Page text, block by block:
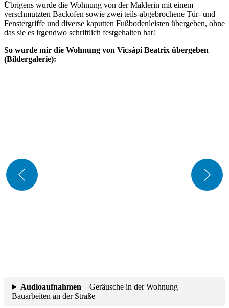
Übrigens wurde die Wohnung von der Maklerin mit einem
verschmutzten Backofen sowie zwei teils-abgebrochene Tür- und
Fenstergriffe und diverse kaputten Fußbodenleisten übergeben, ohne
das sie es irgendwo schriftlich festgehalten hat!
So wurde mir die Wohnung von Vicsápi Beatrix übergeben
(Bildergalerie):
Audioaufnahmen – Geräusche in der Wohnung –
Bauarbeiten an der Straße